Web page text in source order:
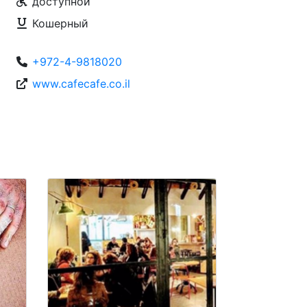
Кошерный
+972-4-9818020
www.cafecafe.co.il